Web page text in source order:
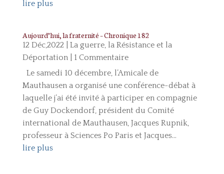
lire plus
Aujourd’hui, la fraternité – Chronique 182
12 Déc,2022| La guerre, la Résistance et la
Déportation| 1 Commentaire
Le samedi 10 décembre, l’Amicale de
Mauthausen a organisé une conférence-débat à
laquelle j’ai été invité à participer en compagnie
de Guy Dockendorf, président du Comité
international de Mauthausen, Jacques Rupnik,
professeur à Sciences Po Paris et Jacques...
lire plus